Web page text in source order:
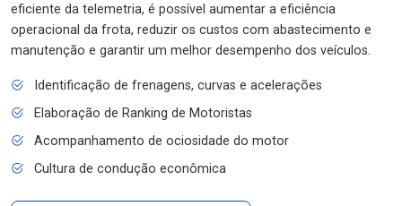
eficiente da telemetria, é possível aumentar a eficiência
operacional da frota, reduzir os custos com abastecimento e
manutenção e garantir um melhor desempenho dos veículos.
Identificação de frenagens, curvas e acelerações
Elaboração de Ranking de Motoristas
Acompanhamento de ociosidade do motor
Cultura de condução econômica